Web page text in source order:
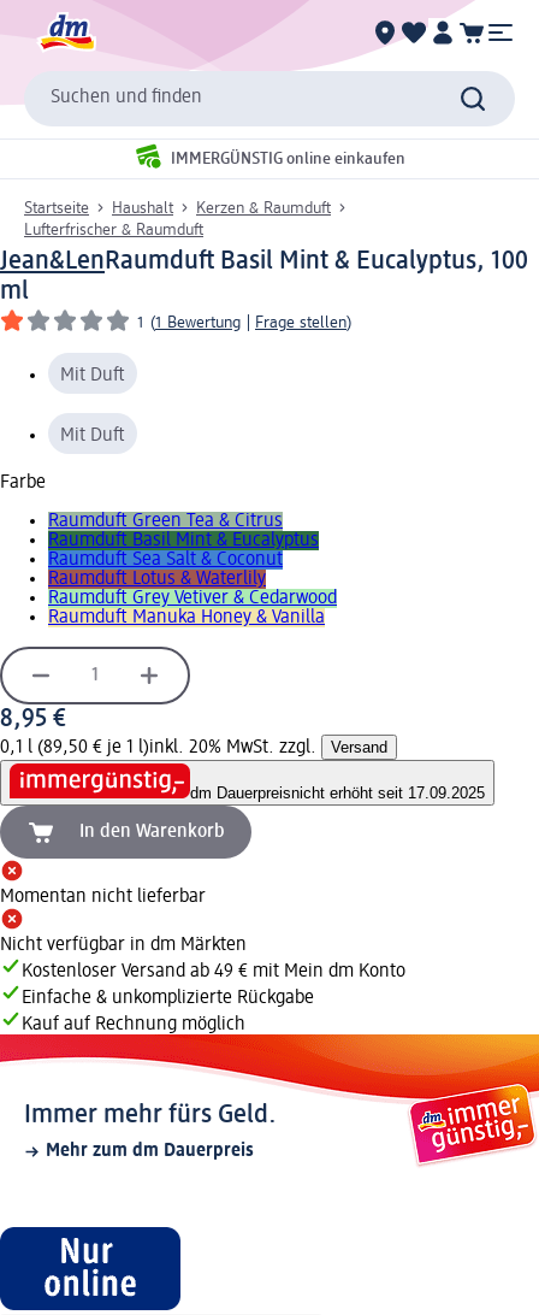
Suchen und finden
IMMERGÜNSTIG online einkaufen
Startseite Haushalt
Kerzen & Raumduft
Lufterfrischer & Raumduft
Jean&LenRaumduft Basil Mint & Eucalyptus, 100
ml
1 (1 Bewertung Frage stellen)
Mit Duft
Mit Duft
Farbe
Raumduft Green Tea & Citrus
Raumduft Basil Mint & Eucalyptus
Raumduft Sea Salt & Coconut
Raumduft Lotus & Waterlily
Raumduft Grey Vetiver & Cedarwood
Raumduft Manuka Honey & Vanilla
8,95 €
0,1 l (89,50 € je 1 l)inkl. 20% MwSt. zzgl. Versand
dm Dauerpreisnicht erhöht seit 17.09.2025
In den Warenkorb
Momentan nicht lieferbar
Nicht verfügbar in dm Märkten
Kostenloser Versand ab 49 € mit Mein dm Konto
Einfache & unkomplizierte Rückgabe
Kauf auf Rechnung möglich
Immer mehr fürs Geld.
Mehr zum dm Dauerpreis